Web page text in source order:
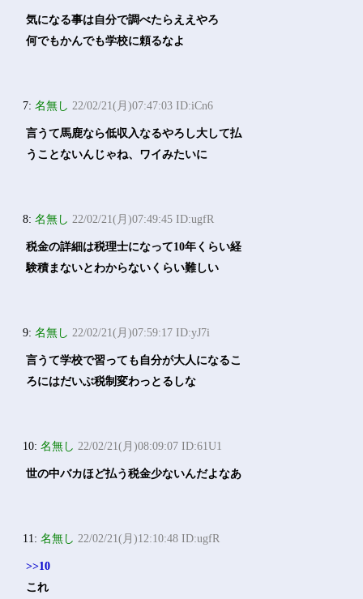
気になる事は自分で調べたらええやろ
何でもかんでも学校に頼るなよ
7:名無し 22/02/21(月)07:47:03 ID:iCn6
言うて馬鹿なら低収入なるやろし大して払
うことないんじゃね、ワイみたいに
8:名無し 22/02/21(月)07:49:45 ID:ugfR
税金の詳細は税理士になって10年くらい経
験積まないとわからないくらい難しい
9:名無し 22/02/21(月)07:59:17 ID:yJ7i
言うて学校で習っても自分が大人になるこ
ろにはだいぶ税制変わっとるしな
10:名無し 22/02/21(月)08:09:07 ID:61U1
世の中バカほど払う税金少ないんだよなあ
11:名無し 22/02/21(月)12:10:48 ID:ugfR
>>10
これ